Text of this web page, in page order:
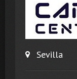
Sevilla